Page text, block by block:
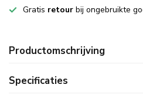
Gratis retour bij ongebruikte
Productomschrijving
Specificaties